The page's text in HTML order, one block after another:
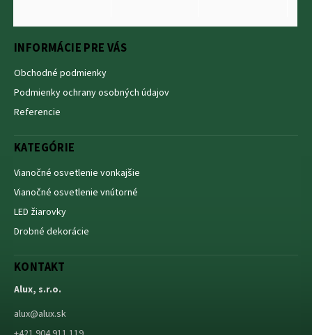
INFORMÁCIE PRE VÁS
Obchodné podmienky
Podmienky ochrany osobných údajov
Referencie
KATEGÓRIE
Vianočné osvetlenie vonkajšie
Vianočné osvetlenie vnútorné
LED žiarovky
Drobné dekorácie
KONTAKT
Alux, s.r.o.
alux@alux.sk